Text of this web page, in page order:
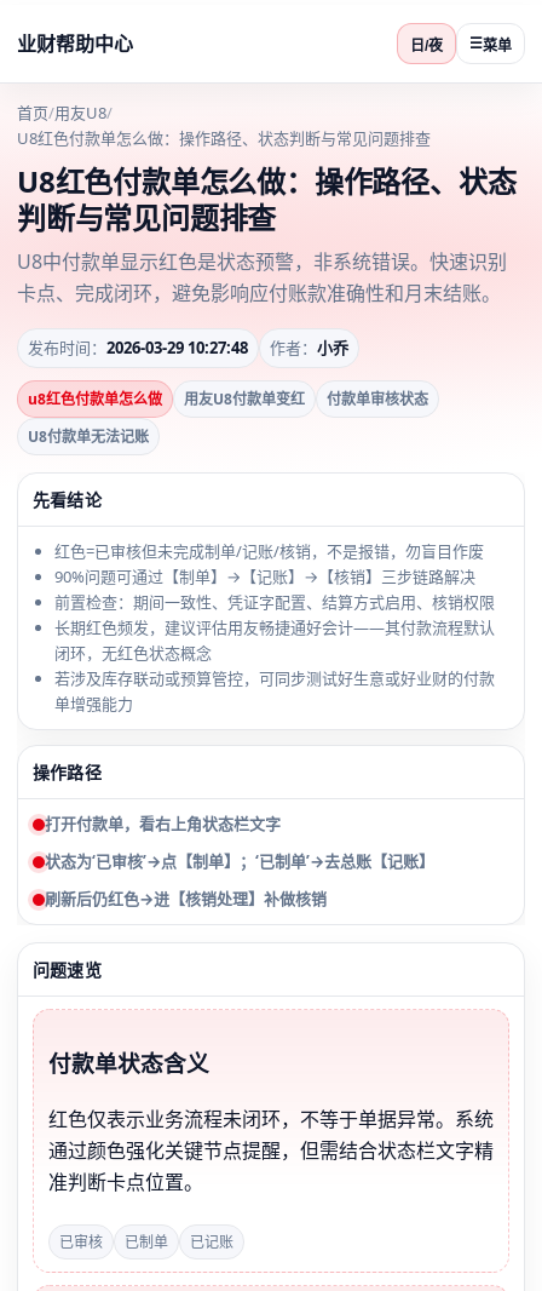
业财帮助中心 日/夜 ☰菜单
首页/用友U8/
U8红色付款单怎么做：操作路径、状态判断与常见问题排查
U8红色付款单怎么做：操作路径、状态
判断与常见问题排查
U8中付款单显示红色是状态预警，非系统错误。快速识别
卡点、完成闭环，避免影响应付账款准确性和月末结账。
发布时间： 2026-03-29 10:27:48 作者： 小乔
u8红色付款单怎么做 用友U8付款单变红
付款单审核状态
U8付款单无法记账
先看结论
红色=已审核但未完成制单/记账/核销，不是报错，勿盲目作废
90%问题可通过【制单】→【记账】→【核销】三步链路解决
前置检查：期间一致性、凭证字配置、结算方式启用、核销权限
长期红色频发，建议评估用友畅捷通好会计——其付款流程默认
闭环，无红色状态概念
若涉及库存联动或预算管控，可同步测试好生意或好业财的付款
单增强能力
操作路径
打开付款单，看右上角状态栏文字
状态为‘已审核’→点【制单】；‘已制单’→去总账【记账】
刷新后仍红色→进【核销处理】补做核销
问题速览
付款单状态含义
红色仅表示业务流程未闭环，不等于单据异常。系统
通过颜色强化关键节点提醒，但需结合状态栏文字精
准判断卡点位置。
已审核 已制单 已记账